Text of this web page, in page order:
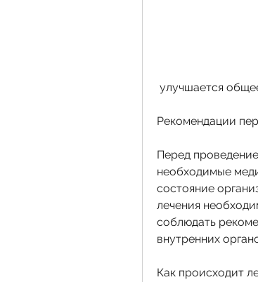
улучшается
Рекомендации
Перед
необходимые
состояние
лечения
соблюдать
внутренних
Как происходит